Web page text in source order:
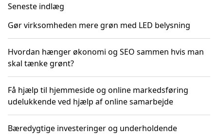
Seneste indlæg
Gør virksomheden mere grøn med LED belysning
Hvordan hænger økonomi og SEO sammen hvis man
skal tænke grønt?
Få hjælp til hjemmeside og online markedsføring
udelukkende ved hjælp af online samarbejde
Bæredygtige investeringer og underholdende